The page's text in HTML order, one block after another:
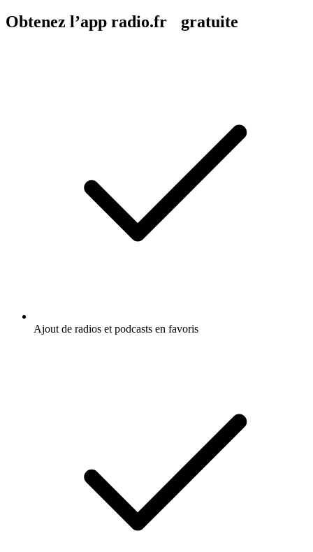
Obtenez l’app radio.fr gratuite
Ajout de radios et podcasts en favoris